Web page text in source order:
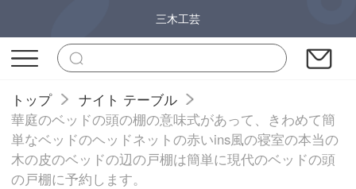
三木工芸
トップ
ナイト テーブル
華庭のベッドの頭の棚の意味式があって、きわめて簡
単なベッドのヘッドネットの赤いins風の寝室の本当の
木の皮のベッドの辺の戸棚は簡単に現代のベッドの頭
の戸棚に予約します。